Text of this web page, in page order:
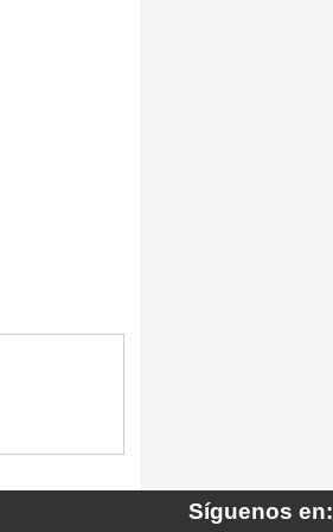
Síguenos en: